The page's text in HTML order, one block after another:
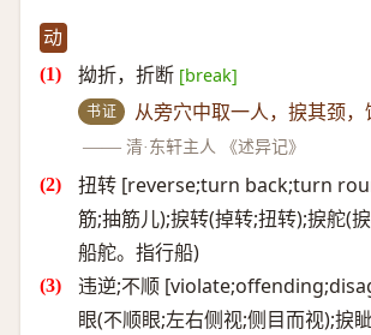
动
拗折，折断 [break]
书证
从旁穴中取一人，捩其颈，
—— 清·东轩主人 《述异记》
扭转 [reverse;turn back;turn
筋;抽筋儿);捩转(掉转;扭转);捩舵(
船舵。指行船)
违逆;不顺
眼(不顺眼;左右侧视;侧目而视);捩